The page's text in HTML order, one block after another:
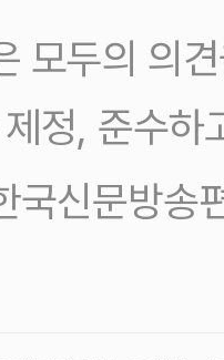
모두의 의
정, 준수하
국신문방송